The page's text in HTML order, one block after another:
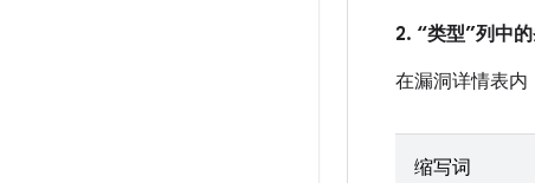
2. “类型”列中
在漏洞详情表内
缩写词